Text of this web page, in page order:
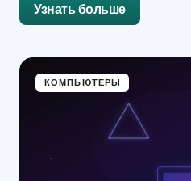
Узнать больше
КОМПЬЮТЕРЫ